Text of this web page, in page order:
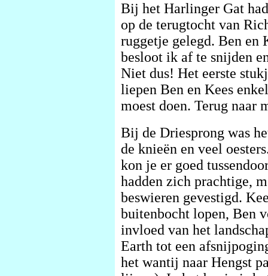
Bij het Harlinger Gat
op de terugtocht van
ruggetje gelegd. Ben en
besloot ik af te snijden
Niet dus! Het eerste
liepen Ben en Kees
moest doen. Terug naar
Bij de Driesprong was
de knieën en veel
kon je er goed
hadden zich prachtige,
beswieren gevestigd.
buitenbocht lopen, Ben
invloed van het
Earth tot een
het wantij naar Hengst